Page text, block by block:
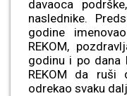
davaoca
naslednike.
godine
REKOM,
godinu i po dana
REKOM da ruši
odrekao svaku